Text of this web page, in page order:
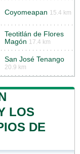
Coyomeapan 15.4 km
Teotitlán de Flores
Magón 17.4 km
San José Tenango
20.9 km
LOS
DE